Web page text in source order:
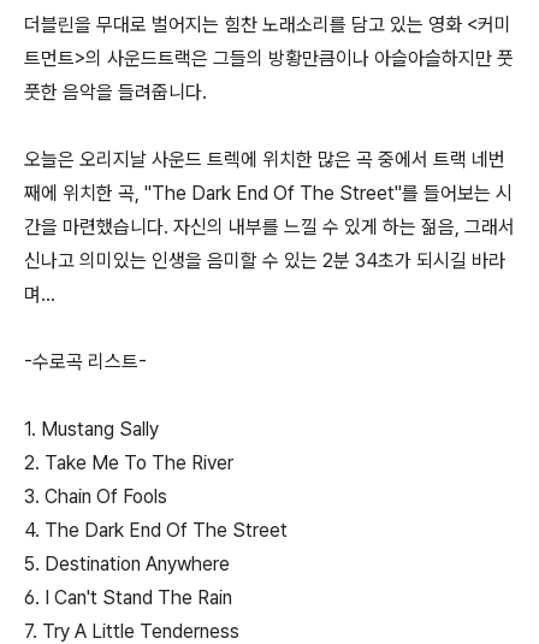
더블린을 무대로 벌어지는 힘찬 노래소리를 담고 있는 영화 <커미
트먼트>의 사운드트랙은 그들의 방황만큼이나 아슬아슬하지만 풋
풋한 음악을 들려줍니다.
오늘은 오리지날 사운드 트렉에 위치한 많은 곡 중에서 트랙 네번
째에 위치한 곡, "The Dark End Of The Street"를 들어보는 시
간을 마련했습니다. 자신의 내부를 느낄 수 있게 하는 젊음, 그래서
신나고 의미있는 인생을 음미할 수 있는 2분 34초가 되시길 바라
며...
-수로곡 리스트-
1. Mustang Sally
2. Take Me To The River
3. Chain Of Fools
4. The Dark End Of The Street
5. Destination Anywhere
6. I Can't Stand The Rain
7. Try A Little Tenderness